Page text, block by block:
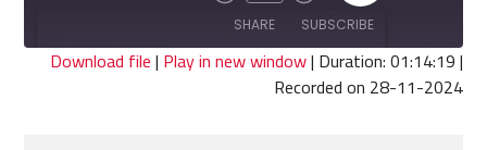
Episode
10
Seconds
seconds
SUBSCRIBE
SHARE
SHARE
Download file| Play in new window| Duration: 01:14:19|
Recorded on 28-11-2024